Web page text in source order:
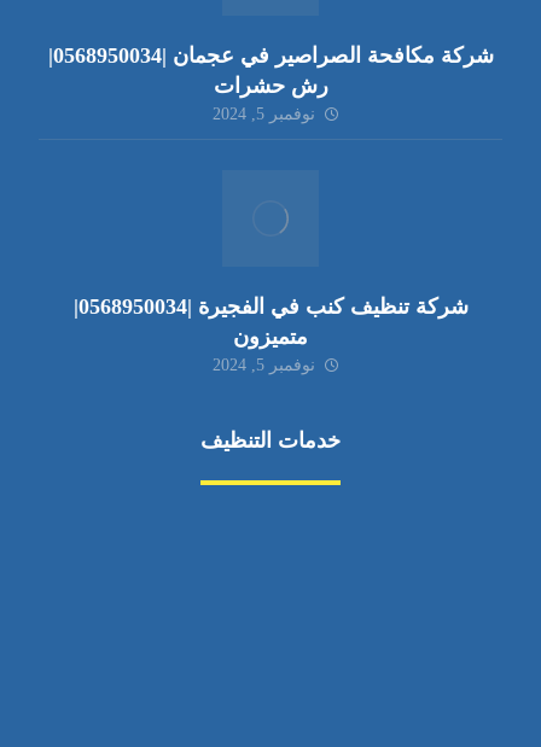
شركة مكافحة الصراصير في عجمان |0568950034|
رش حشرات
نوفمبر 5, 2024
شركة تنظيف كنب في الفجيرة |0568950034|
متميزون
نوفمبر 5, 2024
خدمات التنظيف